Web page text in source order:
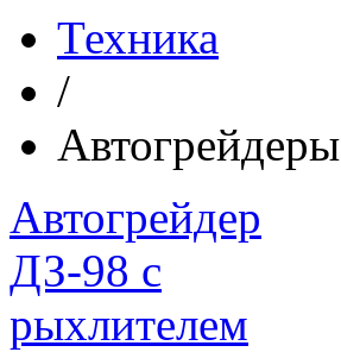
Техника
/
Автогрейдеры
Автогрейдер
ДЗ-98 с
рыхлителем